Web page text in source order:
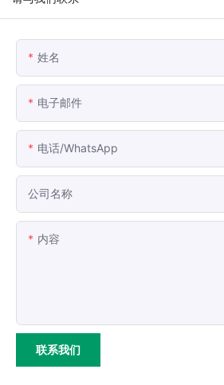
姓名
电子邮件
电话/WhatsApp
公司名称
内容
联系我们